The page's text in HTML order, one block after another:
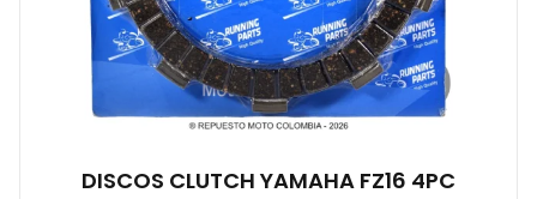
DISCOS CLUTCH YAMAHA FZ16 4PC